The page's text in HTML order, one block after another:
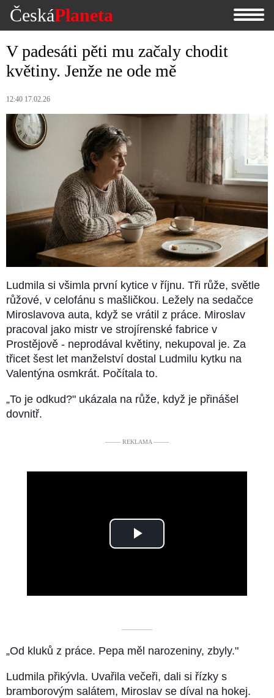
ČeskáPlaneta
V padesáti pěti mu začaly chodit
květiny. Jenže ne ode mě
12:40 17.02.26
Ludmila si všimla první kytice v říjnu. Tři růže, světle
růžové, v celofánu s mašličkou. Ležely na sedačce
Miroslavova auta, když se vrátil z práce. Miroslav
pracoval jako mistr ve strojírenské fabrice v
Prostějově - neprodával květiny, nekupoval je. Za
třicet šest let manželství dostal Ludmilu kytku na
Valentýna osmkrát. Počítala to.
„To je odkud?" ukázala na růže, když je přinášel
dovnitř.
––––– REKLAMA –––––
Play
––––––––––
„Od kluků z práce. Pepa měl narozeniny, zbyly."
Ludmila přikývla. Uvařila večeři, dali si řízky s
bramborovým salátem, Miroslav se díval na hokej.